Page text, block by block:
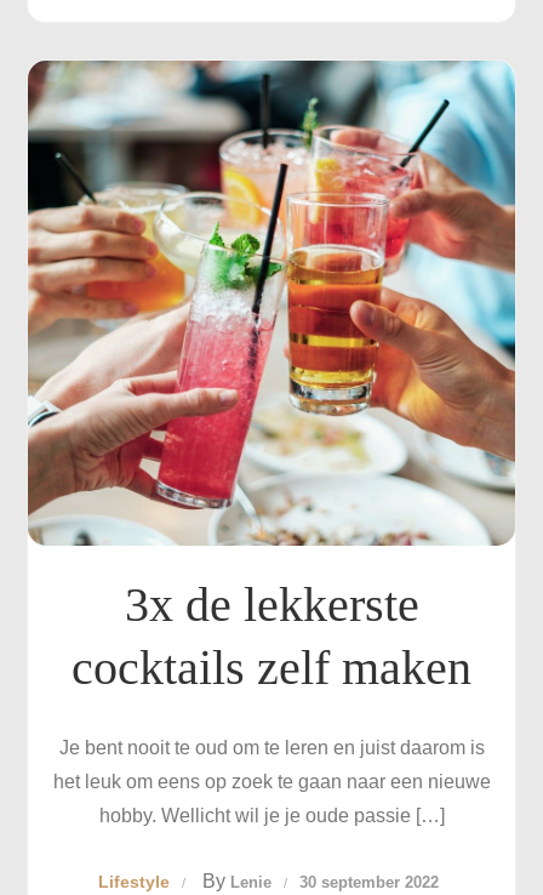
3x de lekkerste
cocktails zelf maken
Je bent nooit te oud om te leren en juist daarom is
het leuk om eens op zoek te gaan naar een nieuwe
hobby. Wellicht wil je je oude passie […]
Lifestyle By Lenie 30 september 2022